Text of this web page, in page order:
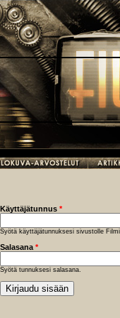
Käyttäjätunnus *
Syötä käyttäjätunnuksesi sivustolle
Salasana *
Syötä tunnuksesi salasana.